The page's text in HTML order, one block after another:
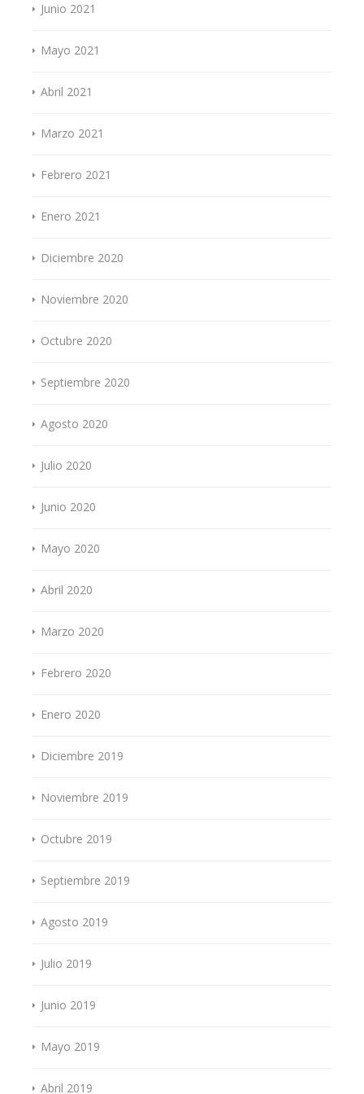
Junio 2021
Mayo 2021
Abril 2021
Marzo 2021
Febrero 2021
Enero 2021
Diciembre 2020
Noviembre 2020
Octubre 2020
Septiembre 2020
Agosto 2020
Julio 2020
Junio 2020
Mayo 2020
Abril 2020
Marzo 2020
Febrero 2020
Enero 2020
Diciembre 2019
Noviembre 2019
Octubre 2019
Septiembre 2019
Agosto 2019
Julio 2019
Junio 2019
Mayo 2019
Abril 2019